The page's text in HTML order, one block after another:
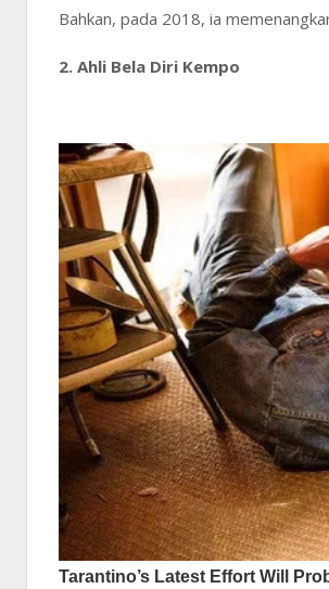
Bahkan, pada 2018, ia
2. Ahli Bela Diri Kempo